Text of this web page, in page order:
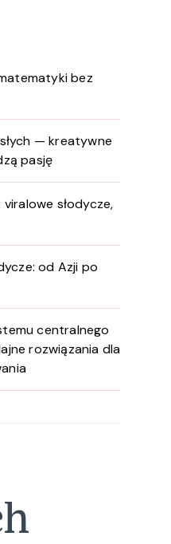
bez
— kreatywne
pasję
słodycze,
od Azji po
centralnego
rozwiązania dla